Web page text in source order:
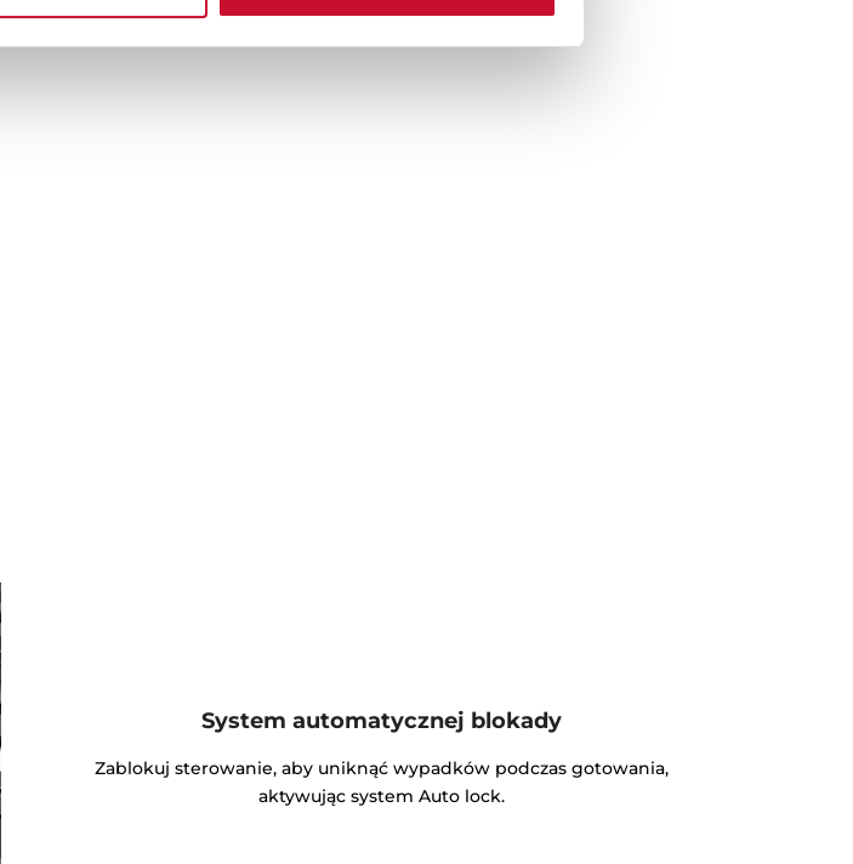
System automatycznej blokady
Zablokuj sterowanie, aby uniknąć wypadków podczas gotowania,
aktywując system Auto lock.